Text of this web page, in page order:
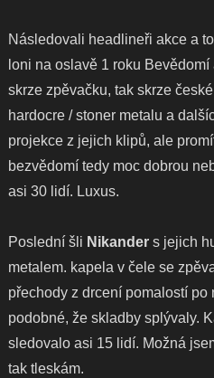
Následovali headlineři akce a
loni na oslavě 1 roku
skrze zpěvačku, tak skrze
hardocre / stoner metalu a
projekce z jejich klipů, ale
bezvědomí tedy moc dobrou
asi 30 lidí. Luxus.
Poslední šli Nikanders jejich
metalem. kapela v čele se
přechody z drcení pomalostí
podobné, že skladby splývaly.
sledovalo asi 15 lidí. Možná
tak tleskám.